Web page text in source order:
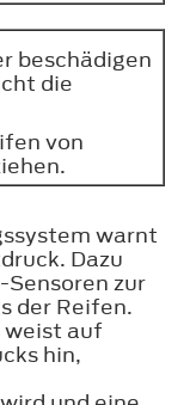
beschädigen
die
von
warnt
Dazu
zur
der Reifen.
weist auf
hin,